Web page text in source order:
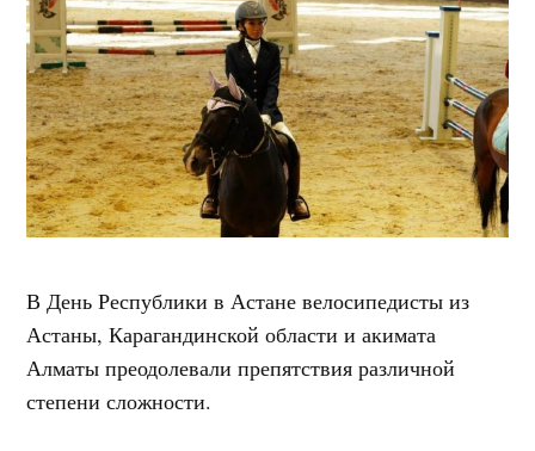
В День Республики в Астане велосипедисты из
Астаны, Карагандинской области и акимата
Алматы преодолевали препятствия различной
степени сложности.